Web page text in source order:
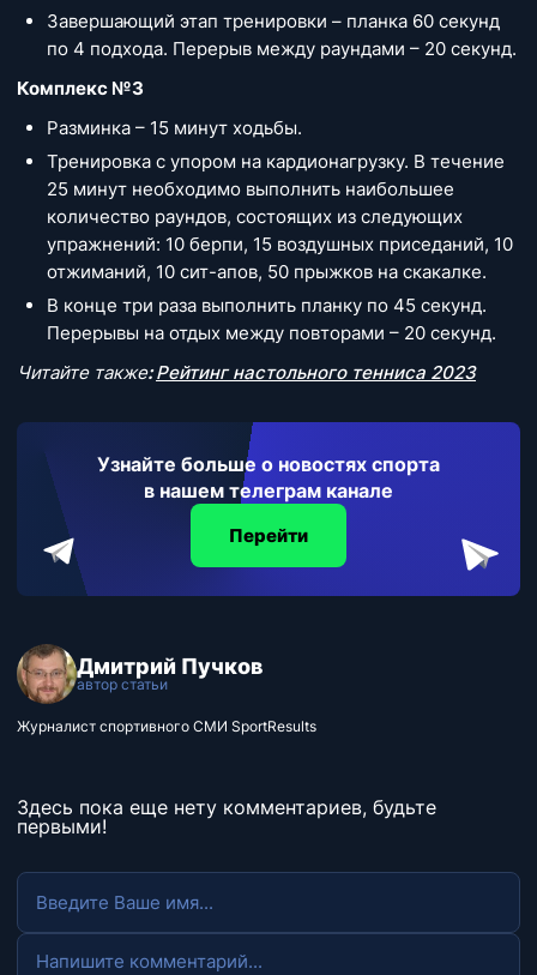
Завершающий этап тренировки – планка 60 секунд
по 4 подхода. Перерыв между раундами – 20 секунд.
Комплекс №3
Разминка – 15 минут ходьбы.
Тренировка с упором на кардионагрузку. В течение
25 минут необходимо выполнить наибольшее
количество раундов, состоящих из следующих
упражнений: 10 берпи, 15 воздушных приседаний, 10
отжиманий, 10 сит-апов, 50 прыжков на скакалке.
В конце три раза выполнить планку по 45 секунд.
Перерывы на отдых между повторами – 20 секунд.
Читайте также:Рейтинг настольного тенниса 2023
Узнайте больше о новостях спорта
в нашем телеграм канале
Перейти
Дмитрий Пучков
автор статьи
Журналист спортивного СМИ SportResults
Здесь пока еще нету комментариев, будьте
первыми!